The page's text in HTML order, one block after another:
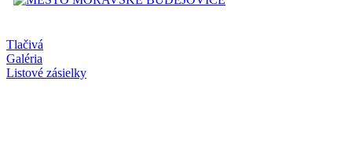
Tlačivá
Galéria
Listové zásielky